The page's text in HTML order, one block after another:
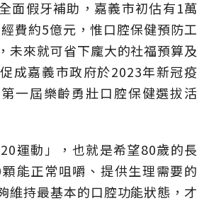
面假牙補助，嘉義市初估有1萬
費約5億元，惟口腔保健預防工
未來就可省下龐大的社福預算及
成嘉義市政府於2023年新冠疫
一屆樂齡勇壯口腔保健選拔活
運動」，也就是希望80歲的長
能正常咀嚼、提供生理需要的
維持最基本的口腔功能狀態，才